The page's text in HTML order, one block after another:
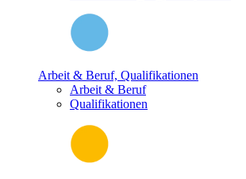
Arbeit & Beruf, Qualifikationen
Arbeit & Beruf
Qualifikationen